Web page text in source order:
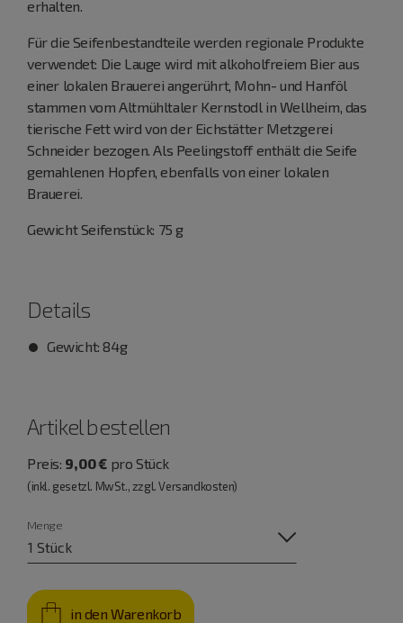
erhalten.
Für die Seifenbestandteile werden regionale Produkte
verwendet: Die Lauge wird mit alkoholfreiem Bier aus
einer lokalen Brauerei angerührt, Mohn- und Hanföl
stammen vom Altmühltaler Kernstodl in Wellheim, das
tierische Fett wird von der Eichstätter Metzgerei
Schneider bezogen. Als Peelingstoff enthält die Seife
gemahlenen Hopfen, ebenfalls von einer lokalen
Brauerei.
Gewicht Seifenstück: 75 g
Details
Gewicht: 84g
Artikel bestellen
Preis: 9,00 € pro Stück
(inkl. gesetzl. MwSt., zzgl. Versandkosten)
Menge
in den Warenkorb